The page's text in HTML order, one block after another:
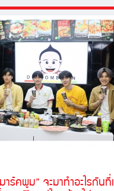
ร์คพูม” จะมาทำอะไรกันที่